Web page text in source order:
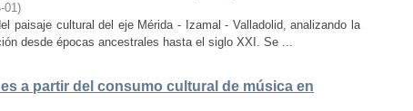
01)
paisaje cultural del eje Mérida - Izamal - Valladolid, analizando la
desde épocas ancestrales hasta el siglo XXI. Se ...
a partir del consumo cultural de música en